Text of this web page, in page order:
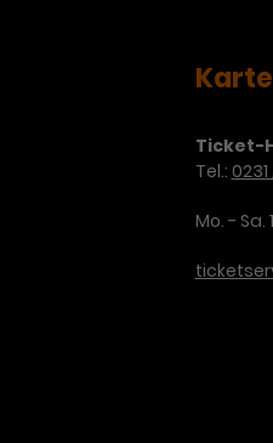
Ticket-
Tel.:
Mo. - Sa.